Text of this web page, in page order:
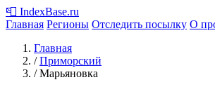
📮 IndexBase.ru
Главная Регионы Отследить посылку О
Главная
/ Приморский
/ Марьяновка